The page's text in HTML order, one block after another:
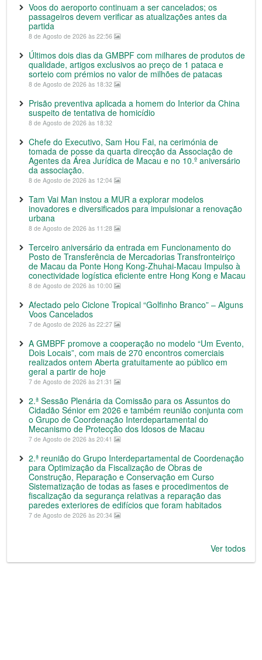
Voos do aeroporto continuam a ser cancelados; os
passageiros devem verificar as atualizações antes da
partida
8 de Agosto de 2026 às 22:56
Últimos dois dias da GMBPF com milhares de produtos de
qualidade, artigos exclusivos ao preço de 1 pataca e
sorteio com prémios no valor de milhões de patacas
8 de Agosto de 2026 às 18:32
Prisão preventiva aplicada a homem do Interior da China
suspeito de tentativa de homicídio
8 de Agosto de 2026 às 18:32
Chefe do Executivo, Sam Hou Fai, na cerimónia de
tomada de posse da quarta direcção da Associação de
Agentes da Área Jurídica de Macau e no 10.º aniversário
da associação.
8 de Agosto de 2026 às 12:04
Tam Vai Man instou a MUR a explorar modelos
inovadores e diversificados para impulsionar a renovação
urbana
8 de Agosto de 2026 às 11:28
Terceiro aniversário da entrada em Funcionamento do
Posto de Transferência de Mercadorias Transfronteiriço
de Macau da Ponte Hong Kong-Zhuhai-Macau Impulso à
conectividade logística eficiente entre Hong Kong e Macau
8 de Agosto de 2026 às 10:00
Afectado pelo Ciclone Tropical “Golfinho Branco” – Alguns
Voos Cancelados
7 de Agosto de 2026 às 22:27
A GMBPF promove a cooperação no modelo “Um Evento,
Dois Locais”, com mais de 270 encontros comerciais
realizados ontem Aberta gratuitamente ao público em
geral a partir de hoje
7 de Agosto de 2026 às 21:31
2.ª Sessão Plenária da Comissão para os Assuntos do
Cidadão Sénior em 2026 e também reunião conjunta com
o Grupo de Coordenação Interdepartamental do
Mecanismo de Protecção dos Idosos de Macau
7 de Agosto de 2026 às 20:41
2.ª reunião do Grupo Interdepartamental de Coordenação
para Optimização da Fiscalização de Obras de
Construção, Reparação e Conservação em Curso
Sistematização de todas as fases e procedimentos de
fiscalização da segurança relativas a reparação das
paredes exteriores de edifícios que foram habitados
7 de Agosto de 2026 às 20:34
Ver todos